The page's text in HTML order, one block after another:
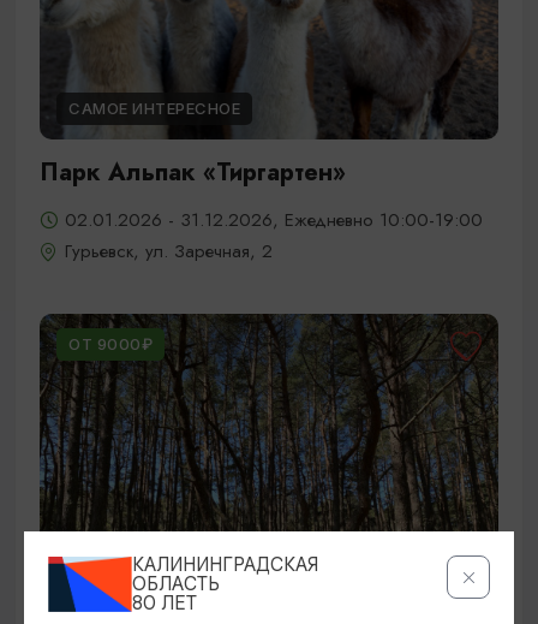
САМОЕ ИНТЕРЕСНОЕ
Парк Альпак «Тиргартен»
02.01.2026 - 31.12.2026, Ежедневно 10:00-19:00
Гурьевск, ул. Заречная, 2
ОТ 9000₽
ЭКСКУРСИИ УЧРЕЖДЕНИЙ КУЛЬТУРЫ
КАЛИНИНГРАДСКАЯ
ОБЛАСТЬ
80 ЛЕТ